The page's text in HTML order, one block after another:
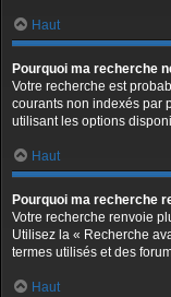
Haut
Pourquoi ma recherche
Votre recherche est
courants non indexés par
utilisant les options
Haut
Pourquoi ma recherche
Votre recherche renvoie
Utilisez la « Recherche
termes utilisés et des
Haut